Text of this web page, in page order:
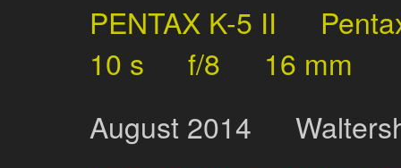
PENTAX K-5 II
10 s
f/8
16 mm
August 2014